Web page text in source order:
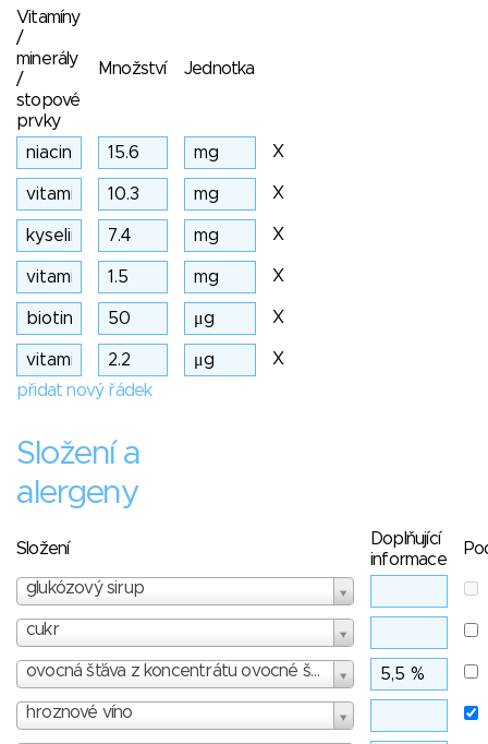
Vitamíny
/
minerály
/
stopové
prvky
Množství Jednotka
X
X
X
X
X
X
přidat nový řádek
Složení a
alergeny
Složení
Doplňující
informace
glukózový sirup
cukr
ovocná šťáva z koncentrátu ovocné šťávy
hroznové víno